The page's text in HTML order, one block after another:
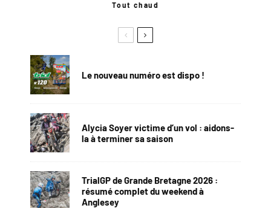
Tout chaud
Le nouveau numéro est dispo !
Alycia Soyer victime d’un vol : aidons-
la à terminer sa saison
TrialGP de Grande Bretagne 2026 :
résumé complet du weekend à
Anglesey